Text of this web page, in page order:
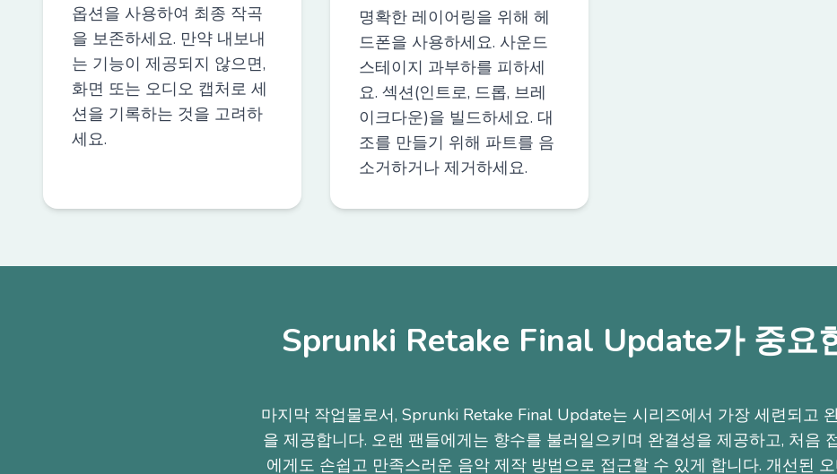
옵션을 사용하여 최종 작곡
을 보존하세요. 만약 내보내
는 기능이 제공되지 않으면,
화면 또는 오디오 캡처로 세
션을 기록하는 것을 고려하
세요.
명확한 레이어링을 위해 헤
드폰을 사용하세요. 사운드
스테이지 과부하를 피하세
요. 섹션(인트로, 드롭, 브레
이크다운)을 빌드하세요. 대
조를 만들기 위해 파트를 음
소거하거나 제거하세요.
Sprunki Retake Final Update가 중요
마지막 작업물로서, Sprunki Retake Final Update는 시리즈에서 가장 세련되고
을 제공합니다. 오랜 팬들에게는 향수를 불러일으키며 완결성을 제공하고, 처음
에게도 손쉽고 만족스러운 음악 제작 방법으로 접근할 수 있게 합니다. 개선된